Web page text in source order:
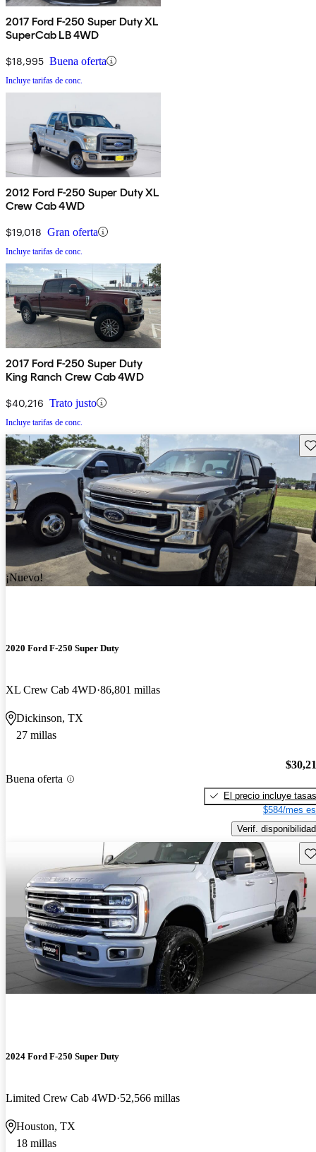
2017 Ford F-250 Super Duty XL
SuperCab LB 4WD
$18,995 Buena oferta
Incluye tarifas de conc.
2012 Ford F-250 Super Duty XL
Crew Cab 4WD
$19,018 Gran oferta
Incluye tarifas de conc.
2017 Ford F-250 Super Duty
King Ranch Crew Cab 4WD
$40,216 Trato justo
Incluye tarifas de conc.
¡Nuevo!
2020 Ford F-250 Super Duty
XL Crew Cab 4WD 86,801 millas
Dickinson, TX
27 millas
Buena oferta
El precio incluye tasas
$584/mes
Verif. disponibilidad
2024 Ford F-250 Super Duty
Limited Crew Cab 4WD 52,566 millas
Houston, TX
18 millas